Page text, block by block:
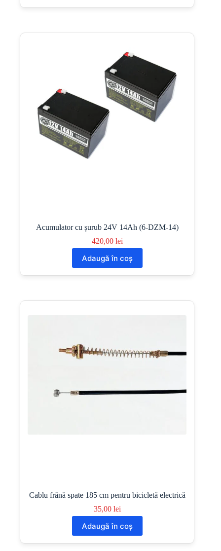
Acumulator cu șurub 24V 14Ah (6-DZM-14)
420,00 lei
Adaugă în coș
Cablu frână spate 185 cm pentru bicicletă electrică
35,00 lei
Adaugă în coș